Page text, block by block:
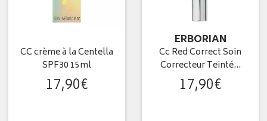
CC crème à la Centella
SPF30 15ml
17,90€
ERBORIAN
Cc Red Correct Soin
Correcteur Teinté…
17,90€